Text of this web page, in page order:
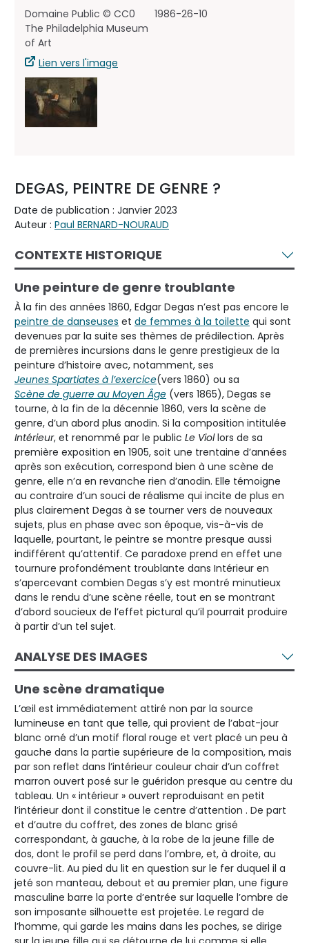
Domaine Public © CC0
The Philadelphia Museum
of Art
Lien vers l'image
1986-26-10
DEGAS, PEINTRE DE GENRE ?
Date de publication : Janvier 2023
Auteur : Paul BERNARD-NOURAUD
CONTEXTE HISTORIQUE
Une peinture de genre troublante
À la fin des années 1860, Edgar Degas n’est pas encore le
peintre de danseuses et de femmes à la toilette qui sont
devenues par la suite ses thèmes de prédilection. Après
de premières incursions dans le genre prestigieux de la
peinture d’histoire avec, notamment, ses
Jeunes Spartiates à l’exercice(vers 1860) ou sa
Scène de guerre au Moyen Âge (vers 1865), Degas se
tourne, à la fin de la décennie 1860, vers la scène de
genre, d’un abord plus anodin. Si la composition intitulée
Intérieur, et renommé par le public Le Viollors de sa
première exposition en 1905, soit une trentaine d’années
après son exécution, correspond bien à une scène de
genre, elle n’a en revanche rien d’anodin. Elle témoigne
au contraire d’un souci de réalisme qui incite de plus en
plus clairement Degas à se tourner vers de nouveaux
sujets, plus en phase avec son époque, vis-à-vis de
laquelle, pourtant, le peintre se montre presque aussi
indifférent qu’attentif. Ce paradoxe prend en effet une
tournure profondément troublante dans Intérieur en
s’apercevant combien Degas s’y est montré minutieux
dans le rendu d’une scène réelle, tout en se montrant
d’abord soucieux de l’effet pictural qu’il pourrait produire
à partir d’un tel sujet.
ANALYSE DES IMAGES
Une scène dramatique
L’œil est immédiatement attiré non par la source
lumineuse en tant que telle, qui provient de l’abat-jour
blanc orné d’un motif floral rouge et vert placé un peu à
gauche dans la partie supérieure de la composition, mais
par son reflet dans l’intérieur couleur chair d’un coffret
marron ouvert posé sur le guéridon presque au centre du
tableau. Un « intérieur » ouvert reproduisant en petit
l’intérieur dont il constitue le centre d’attention . De part
et d’autre du coffret, des zones de blanc grisé
correspondant, à gauche, à la robe de la jeune fille de
dos, dont le profil se perd dans l’ombre, et, à droite, au
couvre-lit. Au pied du lit en question sur le fer duquel il a
jeté son manteau, debout et au premier plan, une figure
masculine barre la porte d’entrée sur laquelle l’ombre de
son imposante silhouette est projetée. Le regard de
l’homme, qui garde les mains dans les poches, se dirige